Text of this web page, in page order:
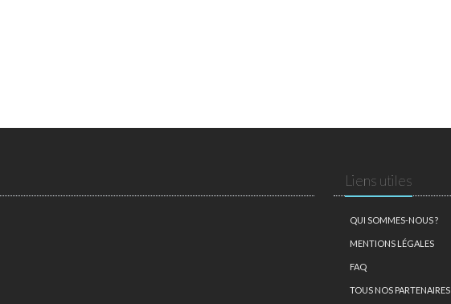
Liens utiles
QUI SOMMES-NOUS ?
MENTIONS LÉGALES
FAQ
TOUS NOS PARTENAIRES